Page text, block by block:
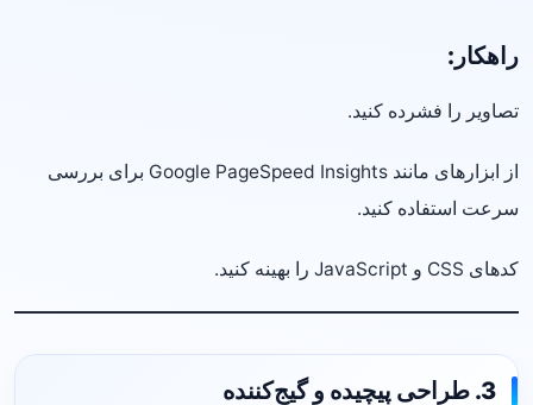
راهکار:
تصاویر را فشرده کنید.
از ابزارهای مانند Google PageSpeed Insights برای بررسی
سرعت استفاده کنید.
کدهای CSS و JavaScript را بهینه کنید.
3. طراحی پیچیده و گیج‌کننده